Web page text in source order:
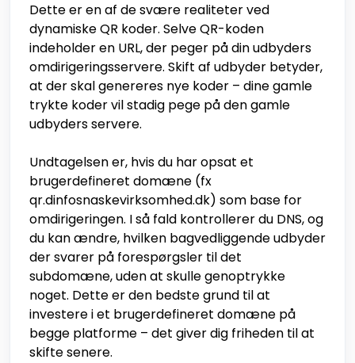
Dette er en af de svære realiteter ved
dynamiske QR koder. Selve QR-koden
indeholder en URL, der peger på din udbyders
omdirigeringsservere. Skift af udbyder betyder,
at der skal genereres nye koder – dine gamle
trykte koder vil stadig pege på den gamle
udbyders servere.
Undtagelsen er, hvis du har opsat et
brugerdefineret domæne (fx
qr.dinfosnaskevirksomhed.dk) som base for
omdirigeringen. I så fald kontrollerer du DNS, og
du kan ændre, hvilken bagvedliggende udbyder
der svarer på forespørgsler til det
subdomæne, uden at skulle genoptrykke
noget. Dette er den bedste grund til at
investere i et brugerdefineret domæne på
begge platforme – det giver dig friheden til at
skifte senere.